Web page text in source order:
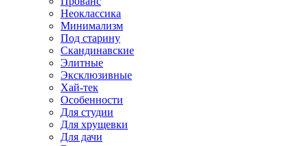
Неоклассика
Минимализм
Под старину
Скандинавские
Элитные
Эксклюзивные
Хай-тек
Особенности
Для студии
Для хрущевки
Для дачи